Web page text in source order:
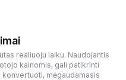
realiuoju laiku. Naudojantis
kainomis, gali patikrinti
mėgaudamasis